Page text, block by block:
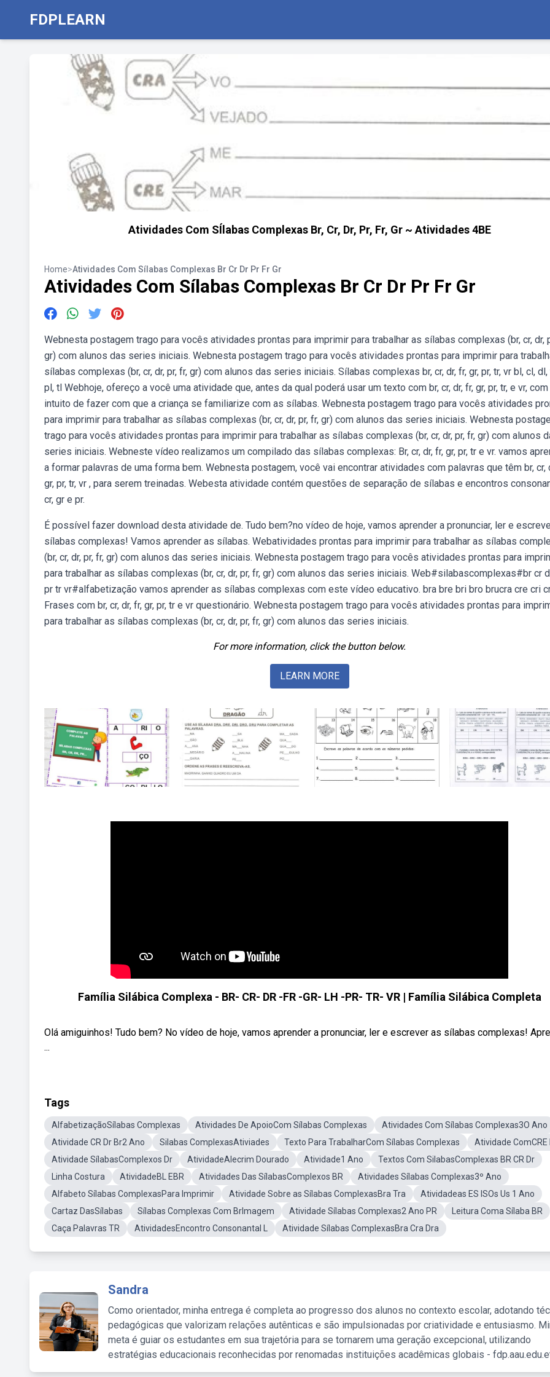
FDPLEARN
Atividades Com SÍlabas Complexas Br, Cr, Dr, Pr, Fr, Gr ~ Atividades 4BE
Home>Atividades Com Sílabas Complexas Br Cr Dr Pr Fr Gr
Atividades Com Sílabas Complexas Br Cr Dr Pr Fr Gr
Webnesta postagem trago para vocês atividades prontas para imprimir para trabalhar as sílabas complexas (br, cr, dr,
gr) com alunos das series iniciais. Webnesta postagem trago para vocês atividades prontas para imprimir para
sílabas complexas (br, cr, dr, pr, fr, gr) com alunos das series iniciais. Sílabas complexas br, cr, dr, fr, gr, pr, tr, vr bl, cl, dl,
pl, tl Webhoje, ofereço a você uma atividade que, antes da qual poderá usar um texto com br, cr, dr, fr, gr, pr, tr, e vr, com
intuito de fazer com que a criança se familiarize com as sílabas. Webnesta postagem trago para vocês atividades
para imprimir para trabalhar as sílabas complexas (br, cr, dr, pr, fr, gr) com alunos das series iniciais. Webnesta
trago para vocês atividades prontas para imprimir para trabalhar as sílabas complexas (br, cr, dr, pr, fr, gr) com alunos
series iniciais. Webneste vídeo realizamos um compilado das sílabas complexas: Br, cr, dr, fr, gr, pr, tr e vr. vamos
a formar palavras de uma forma bem. Webnesta postagem, você vai encontrar atividades com palavras que têm br, cr,
gr, pr, tr, vr , para serem treinadas. Webesta atividade contém questões de separação de sílabas e encontros
cr, gr e pr.
É possível fazer download desta atividade de. Tudo bem?no vídeo de hoje, vamos aprender a pronunciar, ler e
sílabas complexas! Vamos aprender as sílabas. Webatividades prontas para imprimir para trabalhar as sílabas
(br, cr, dr, pr, fr, gr) com alunos das series iniciais. Webnesta postagem trago para vocês atividades prontas para
para trabalhar as sílabas complexas (br, cr, dr, pr, fr, gr) com alunos das series iniciais. Web#silabascomplexas#br cr
pr tr vr#alfabetização vamos aprender as sílabas complexas com este vídeo educativo. bra bre bri bro brucra cre cri
Frases com br, cr, dr, fr, gr, pr, tr e vr questionário. Webnesta postagem trago para vocês atividades prontas para
para trabalhar as sílabas complexas (br, cr, dr, pr, fr, gr) com alunos das series iniciais.
For more information, click the button below.
LEARN MORE
Família Silábica Complexa - BR- CR- DR -FR -GR- LH -PR- TR- VR | Família Silábica Completa
Olá amiguinhos! Tudo bem? No vídeo de hoje, vamos aprender a pronunciar, ler e escrever as sílabas complexas!
...
Tags
AlfabetizaçãoSílabas Complexas Atividades De ApoioCom Sílabas Complexas
Atividades Com Sílabas Complexas3O Ano
Atividade CR Dr Br2 Ano
Silabas ComplexasAtiviades Texto Para TrabalharCom Sílabas Complexas
Atividade ComCRE
Atividade SílabasComplexos Dr
AtividadeAlecrim Dourado Atividade1 Ano
Textos Com SilabasComplexas BR CR Dr
Linha Costura
AtividadeBL EBR Atividades Das SílabasComplexos BR
Atividades Sílabas Complexas3º Ano
Alfabeto Sílabas ComplexasPara Imprimir
Atividade Sobre as Sílabas ComplexasBra Tra
Atividadeas ES ISOs Us 1 Ano
Cartaz DasSílabas
Sílabas Complexas Com BrImagem Atividade Sílabas Complexas2 Ano PR
Leitura Coma Sílaba BR
Caça Palavras TR
AtividadesEncontro Consonantal L Atividade Sílabas ComplexasBra Cra Dra
Sandra
Como orientador, minha entrega é completa ao progresso dos alunos no contexto escolar, adotando
pedagógicas que valorizam relações autênticas e são impulsionadas por criatividade e entusiasmo.
meta é guiar os estudantes em sua trajetória para se tornarem uma geração excepcional, utilizando
estratégias educacionais reconhecidas por renomadas instituições acadêmicas globais -